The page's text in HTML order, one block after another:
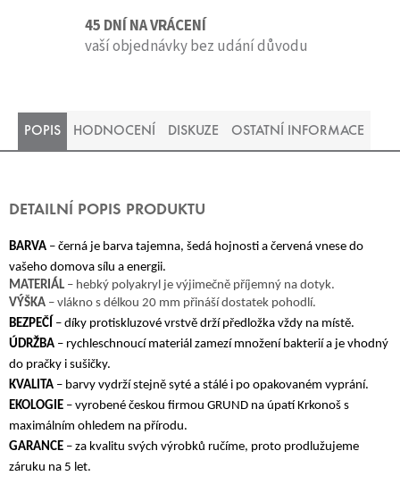
45 DNÍ NA VRÁCENÍ
vaší objednávky bez udání důvodu
POPIS HODNOCENÍ DISKUZE OSTATNÍ INFORMACE
DETAILNÍ POPIS PRODUKTU
BARVA – černá je barva tajemna, šedá hojnosti a červená vnese do
vašeho domova sílu a energii.
MATERIÁL – hebký polyakryl je výjimečně příjemný na dotyk.
VÝŠKA – vlákno s délkou 20 mm přináší dostatek pohodlí.
BEZPEČÍ – díky protiskluzové vrstvě drží předložka vždy na místě.
ÚDRŽBA – rychleschnoucí materiál zamezí množení bakterií a je vhodný
do pračky i sušičky.
KVALITA – barvy vydrží stejně syté a stálé i po opakovaném vyprání.
EKOLOGIE – vyrobené českou firmou GRUND na úpatí Krkonoš s
maximálním ohledem na přírodu.
GARANCE – za kvalitu svých výrobků ručíme, proto prodlužujeme
záruku na 5 let.